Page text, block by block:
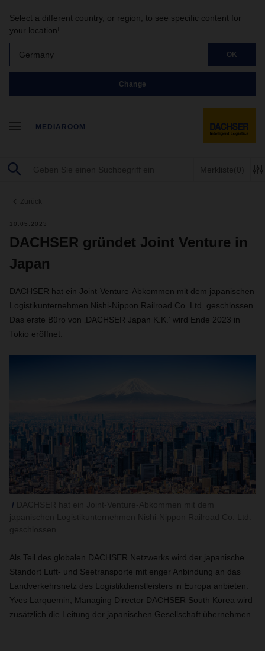
Select a different country, or region, to see specific content for
your location!
Germany OK
Change
MEDIAROOM
Merkliste(0)
Zurück
10.05.2023
DACHSER gründet Joint Venture in
Japan
DACHSER hat ein Joint-Venture-Abkommen mit dem japanischen
Logistikunternehmen Nishi-Nippon Railroad Co. Ltd. geschlossen.
Das erste Büro von ‚DACHSER Japan K.K.‘ wird Ende 2023 in
Tokio eröffnet.
Als Teil des globalen DACHSER Netzwerks wird der japanische
Standort Luft- und Seetransporte mit enger Anbindung an das
Landverkehrsnetz des Logistikdienstleisters in Europa anbieten.
Yves Larquemin, Managing Director DACHSER South Korea wird
zusätzlich die Leitung der japanischen Gesellschaft übernehmen.